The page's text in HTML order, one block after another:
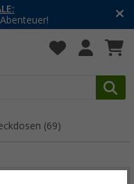
auf Kleidung und Schuhe
dem Aktionscode
20SSV
(69)